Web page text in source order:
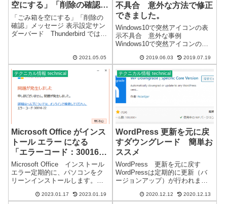
空にする」「削除の確認」
メッセージを再表示する方
法
「ごみ箱を空にする」「削除の
確認」メッセージ 表示設定サン
ダーバード Thunderbird では、
しない」にチェックを入れると
次回からは表示されなくなりま
す。再度表示したくなっても...
2021.05.05
不具合 意外な方法で修正
できました。
Windows10で突然アイコンの表
示不具合 意外な事例
Windows10で突然アイコンの表
わったアイコン↓正常なアイコン
合は通常、一旦セーフモードで
起動後、再起動ですぐに修正出
来ま...
2019.06.03 2019.07.19
テクニカル情報 technical
Microsoft Office がインス
トール エラー になる
「エラーコード：30016-
22」
Microsoft Office インストール
エラー定期的に、パソコンをク
リーンインストールします。パ
月に1回程度はクリーンインスト
2023.01.17 2023.01.19
テクニカル情報 technical
WordPress 更新を元に戻
すダウングレード 簡単お
ススメ
WordPress 更新を元に戻す
WordPressは定期的に更新（バ
ージョンアップ）が行われま
合や不都合が発生する場合があ
2020.12.12 2020.12.13